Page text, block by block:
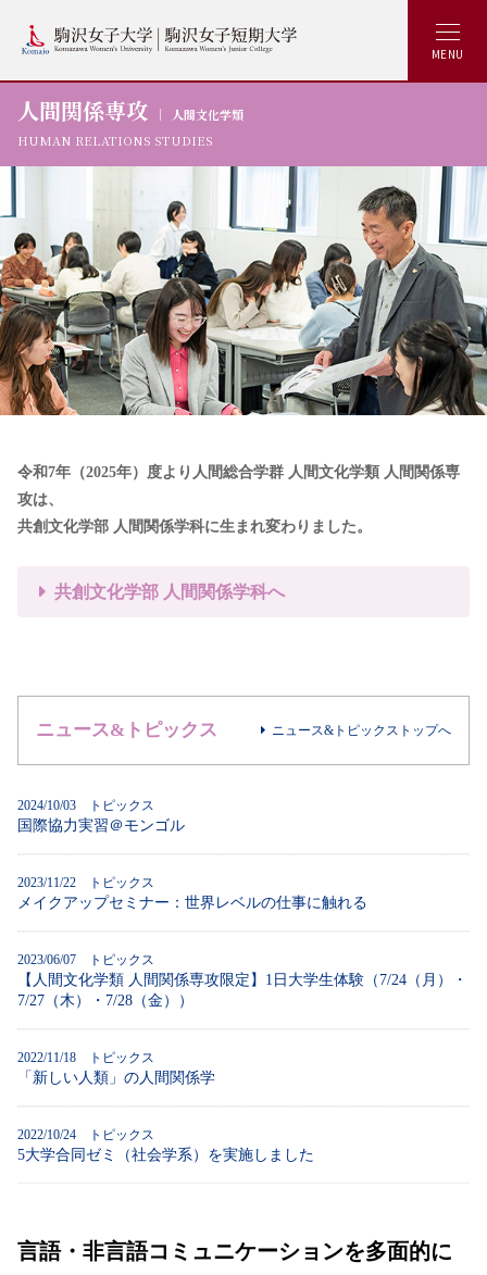
MENU
人間関係専攻
人間文化学類
HUMAN RELATIONS STUDIES
令和7年（2025年）度より人間総合学群 人間文化学類 人間関係専
攻は、
共創文化学部 人間関係学科に生まれ変わりました。
共創文化学部 人間関係学科へ
ニュース&トピックス ニュース&トピックストップへ
2024/10/03 トピックス
国際協力実習＠モンゴル
2023/11/22 トピックス
メイクアップセミナー：世界レベルの仕事に触れる
2023/06/07 トピックス
【人間文化学類 人間関係専攻限定】1日大学生体験（7/24（月）・
7/27（木）・7/28（金））
2022/11/18 トピックス
「新しい人類」の人間関係学
2022/10/24 トピックス
5大学合同ゼミ（社会学系）を実施しました
言語・非言語コミュニケーションを多面的に